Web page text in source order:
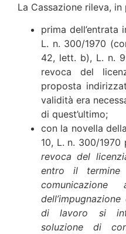
La Cassazione rileva,
prima dell’entrata
L. n. 300/1970
42, lett. b), L. n.
revoca del
proposta
validità era
di quest’ultimo;
con la novella
10, L. n. 300/1970
revoca del
entro il
di lavoro si
soluzione di